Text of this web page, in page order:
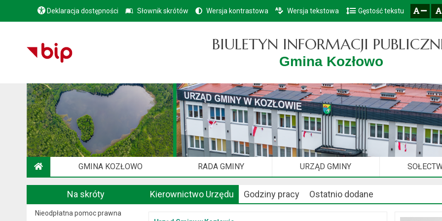
Przejdź do głównego menu
Przejdź do treści
Przejdź do mapy serwisu
Deklaracja dostępności Słownik skrótów Wersja kontrastowa Wersja tekstowa Gęstość tekstu
BIULETYN INFORMACJI
Gmina Kozłowo
GMINA KOZŁOWO RADA GMINY URZĄD GMINY
Na skróty
Nieodpłatna pomoc prawna
Kierownictwo Urzędu Godziny pracy Ostatnio dodane